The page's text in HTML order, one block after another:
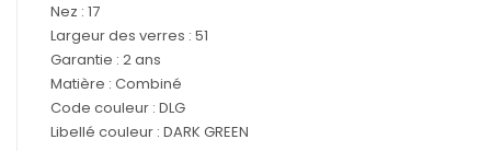
Nez : 17
Largeur des verres : 51
Garantie : 2 ans
Matière : Combiné
Code couleur : DLG
Libellé couleur : DARK GREEN